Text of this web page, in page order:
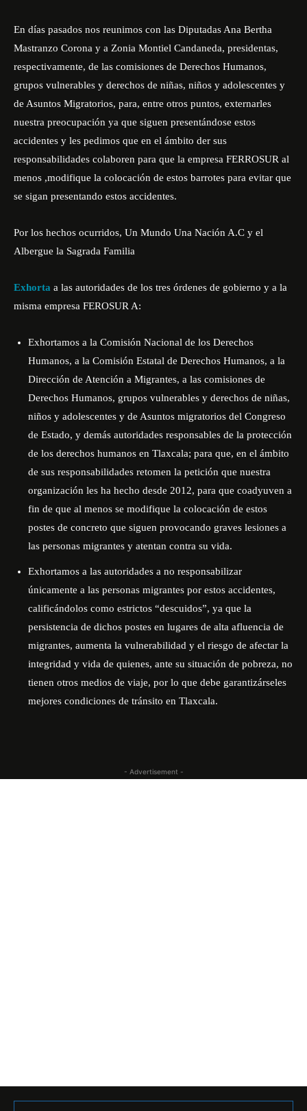
En días pasados nos reunimos con las Diputadas Ana Bertha
Mastranzo Corona y a Zonia Montiel Candaneda, presidentas,
respectivamente, de las comisiones de Derechos Humanos,
grupos vulnerables y derechos de niñas, niños y adolescentes y
de Asuntos Migratorios, para, entre otros puntos, externarles
nuestra preocupación ya que siguen presentándose estos
accidentes y les pedimos que en el ámbito der sus
responsabilidades colaboren para que la empresa FERROSUR al
menos ,modifique la colocación de estos barrotes para evitar que
se sigan presentando estos accidentes.
Por los hechos ocurridos, Un Mundo Una Nación A.C y el
Albergue la Sagrada Familia
Exhorta a las autoridades de los tres órdenes de gobierno y a la
misma empresa FEROSUR A:
Exhortamos a la Comisión Nacional de los Derechos
Humanos, a la Comisión Estatal de Derechos Humanos, a la
Dirección de Atención a Migrantes, a las comisiones de
Derechos Humanos, grupos vulnerables y derechos de niñas,
niños y adolescentes y de Asuntos migratorios del Congreso
de Estado, y demás autoridades responsables de la protección
de los derechos humanos en Tlaxcala; para que, en el ámbito
de sus responsabilidades retomen la petición que nuestra
organización les ha hecho desde 2012, para que coadyuven a
fin de que al menos se modifique la colocación de estos
postes de concreto que siguen provocando graves lesiones a
las personas migrantes y atentan contra su vida.
Exhortamos a las autoridades a no responsabilizar
únicamente a las personas migrantes por estos accidentes,
calificándolos como estrictos “descuidos”, ya que la
persistencia de dichos postes en lugares de alta afluencia de
migrantes, aumenta la vulnerabilidad y el riesgo de afectar la
integridad y vida de quienes, ante su situación de pobreza, no
tienen otros medios de viaje, por lo que debe garantizárseles
mejores condiciones de tránsito en Tlaxcala.
- Advertisement -